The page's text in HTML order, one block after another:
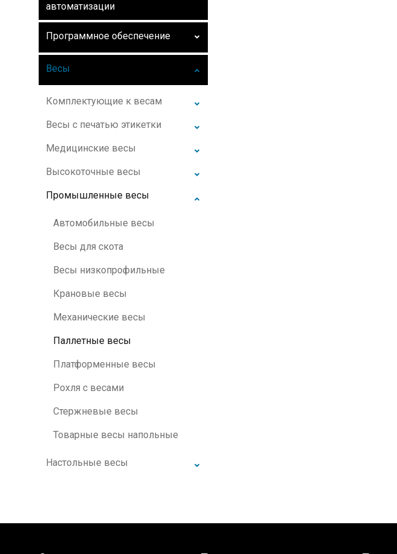
автоматизации
Программное обеспечение
Весы
Комплектующие к весам
Весы с печатью этикетки
Медицинские весы
Высокоточные весы
Промышленные весы
Автомобильные весы
Весы для скота
Весы низкопрофильные
Крановые весы
Механические весы
Паллетные весы
Платформенные весы
Рохля с весами
Стержневые весы
Товарные весы напольные
Настольные весы